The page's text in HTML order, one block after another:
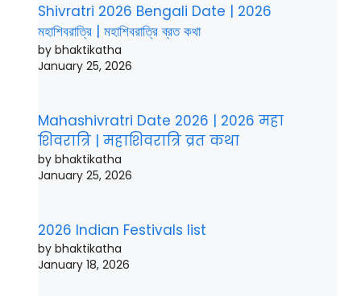
Shivratri 2026 Bengali Date | 2026
মহাশিবরাত্রি | মহাশিবরাত্রি ব্রত কথা
by bhaktikatha
January 25, 2026
Mahashivratri Date 2026 | 2026 महा
शिवरात्रि | महाशिवरात्रि व्रत कथा
by bhaktikatha
January 25, 2026
2026 Indian Festivals list
by bhaktikatha
January 18, 2026